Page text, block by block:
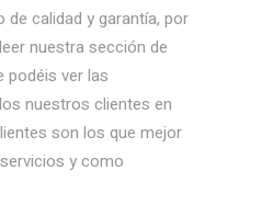
de calidad y garantía, por
nuestra sección de
podéis ver las
nuestros clientes en
son los que mejor
y como